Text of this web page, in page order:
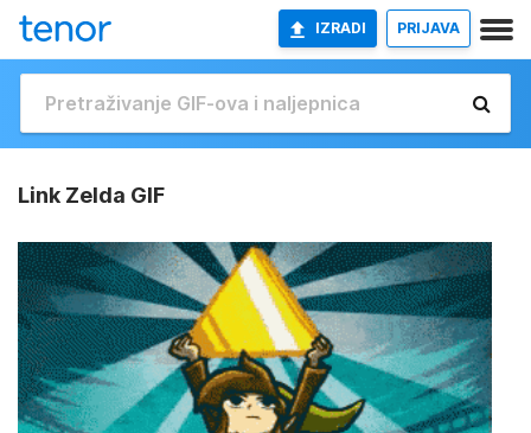
IZRADI PRIJAVA
Link Zelda GIF